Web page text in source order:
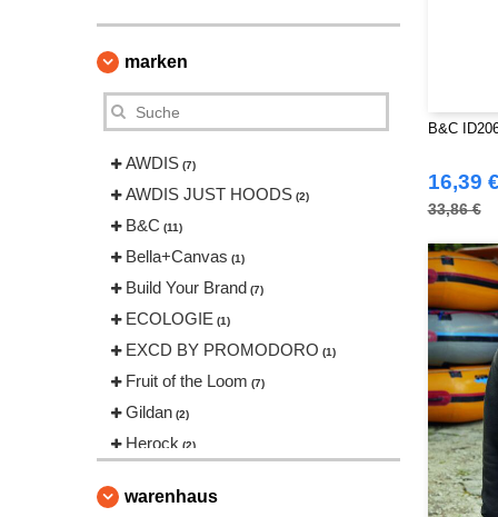
marken
AWDIS (7)
AWDIS JUST HOODS (2)
B&C (11)
Bella+Canvas (1)
Build Your Brand (7)
ECOLOGIE (1)
EXCD BY PROMODORO (1)
Fruit of the Loom (7)
Gildan (2)
Herock (2)
Just Cool
warenhaus
B&C
16,39 €
33,86 €